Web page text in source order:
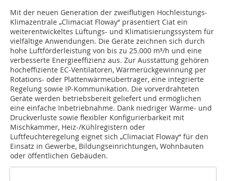
Mit der neuen Generation der zweiflutigen Hochleistungs-
Klimazentrale „Climaciat Floway“ präsentiert Ciat ein
weiterentwickeltes Lüftungs- und Klimatisierungssystem für
vielfältige Anwendungen. Die Geräte zeichnen sich durch
hohe Luftförderleistung von bis zu 25.000 m³/h und eine
verbesserte Energieeffizienz aus. Zur Ausstattung gehören
hocheffiziente EC-Ventilatoren, Wärmerückgewinnung per
Rotations- oder Plattenwärmeübertrager, eine integrierte
Regelung sowie IP-Kommunikation. Die vorverdrahteten
Geräte werden betriebsbereit geliefert und ermöglichen
eine einfache Inbetriebnahme. Dank niedriger Wärme- und
Druckverluste sowie flexibler Konfigurierbarkeit mit
Mischkammer, Heiz-/Kühlregistern oder
Luftfeuchteregelung eignet sich „Climaciat Floway“ für den
Einsatz in Gewerbe, Bildungseinrichtungen, Wohnbauten
oder öffentlichen Gebäuden.